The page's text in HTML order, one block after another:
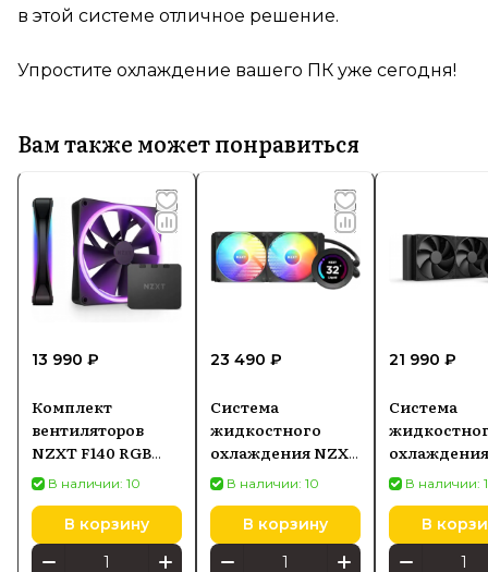
в этой системе отличное решение.
Упростите охлаждение вашего ПК уже сегодня!
Вам также может понравиться
13 990 ₽
Комплект
вентиляторов
NZXT F140 RGB
Duo Twin Pack,
2×140 мм, чёрный
В наличии: 10
В корзину
23 490 ₽
Система
жидкостного
охлаждения NZXT
Kraken Elite 240
RGB, AIO 240 мм,
чёрная
В наличии: 10
В корзину
21 990 ₽
Система
Kraken Plus
AIO 240 мм,
В наличии:
В